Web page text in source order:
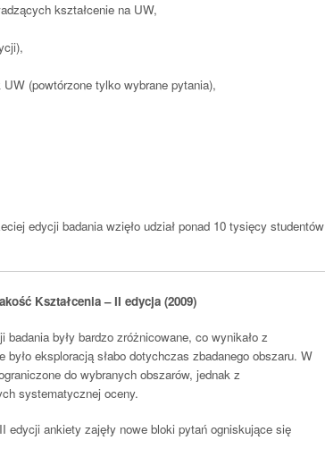
kształcenie na UW,
(powtórzone tylko wybrane pytania),
edycji badania wzięło udział ponad 10 tysięcy studentów
Kształcenia – II edycja (2009)
były bardzo zróżnicowane, co wynikało z
eksploracją słabo dotychczas zbadanego obszaru. W
do wybranych obszarów, jednak z
systematycznej oceny.
ankiety zajęły nowe bloki pytań ogniskujące się